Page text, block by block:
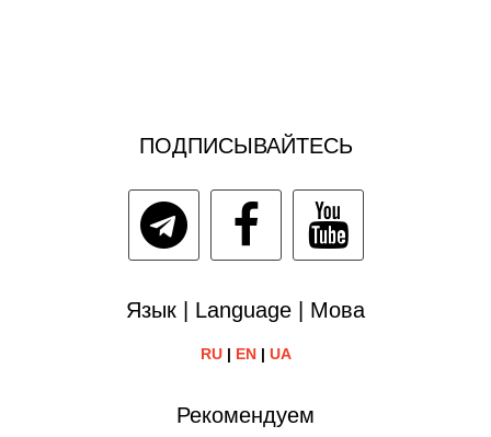
ПОДПИСЫВАЙТЕСЬ
Язык | Language | Мова
RU| EN| UA
Рекомендуем